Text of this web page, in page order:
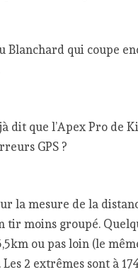
Blanchard qui coupe
dit que l’Apex Pro de
GPS ?
la mesure de la
tir moins groupé.
ou pas loin (le
2 extrêmes sont à